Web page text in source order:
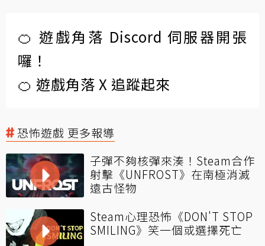
🍊 遊戲角落 Discord 伺服器開張
囉！
🍊 遊戲角落 X 追蹤起來
恐怖遊戲 更多報導
子彈不夠核彈來湊！Steam合作
射擊《UNFROST》在南極消滅
遠古怪物
Steam心理恐怖《DON'T STOP
SMILING》笑一個或選擇死亡